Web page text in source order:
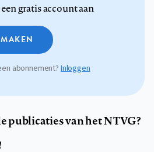
een gratis account aan
abonnement? Inloggen
publicaties van het NTVG?